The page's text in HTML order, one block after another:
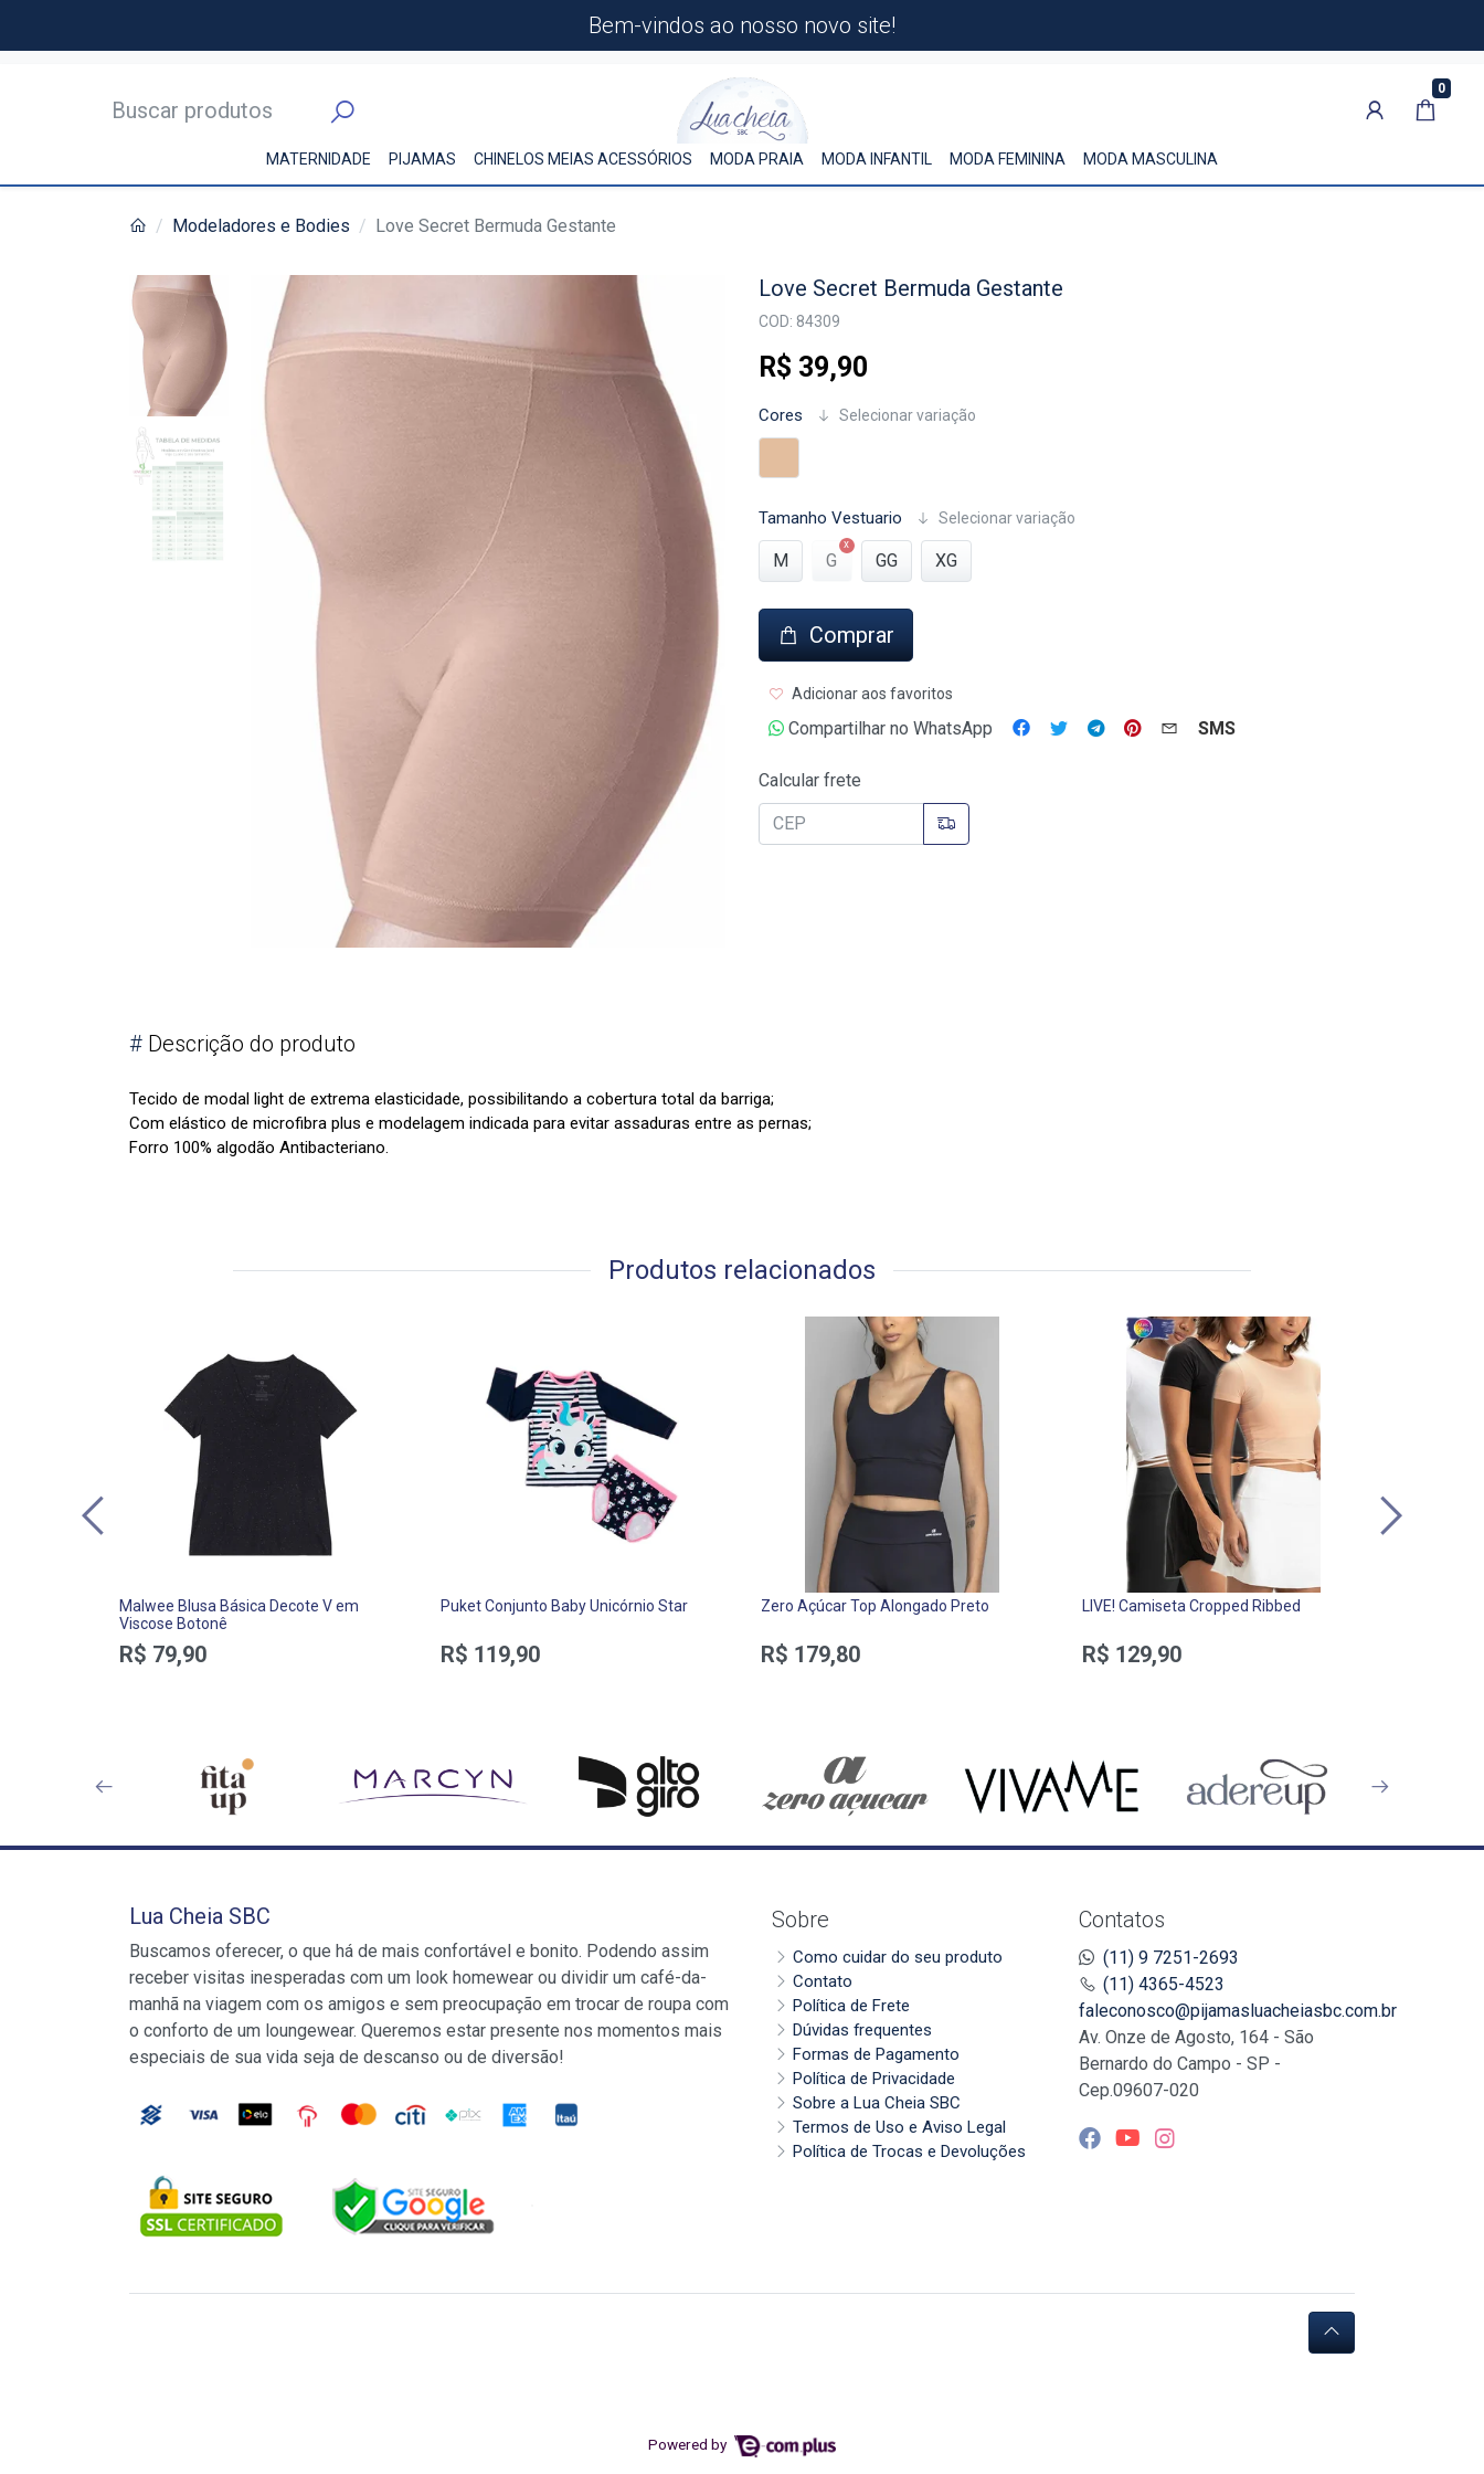
Bem-vindos ao nosso novo site!
0
MATERNIDADE PIJAMAS CHINELOS MEIAS ACESSÓRIOS MODA PRAIA MODA INFANTIL MODA FEMININA MODA MASCULINA
Modeladores e Bodies Love Secret Bermuda Gestante
Love Secret Bermuda Gestante
COD: 84309
R$ 39,90
Cores Selecionar variação
Tamanho Vestuario Selecionar variação
M G GG XG
Comprar
Adicionar aos favoritos
Compartilhar no WhatsApp SMS
Calcular frete
# Descrição do produto
Tecido de modal light de extrema elasticidade, possibilitando a cobertura total da barriga;
Com elástico de microfibra plus e modelagem indicada para evitar assaduras entre as pernas;
Forro 100% algodão Antibacteriano.
Produtos relacionados
Malwee Blusa Básica Decote V em
Viscose Botonê
R$ 79,90
Puket Conjunto Baby Unicórnio Star
R$ 119,90
Zero Açúcar Top Alongado Preto
R$ 179,80
LIVE! Camiseta Cropped Ribbed
R$ 129,90
Contatos
(11) 9 7251-2693
(11) 4365-4523
faleconosco@pijamasluacheiasbc.com.br
Av. Onze de Agosto, 164 - São
Bernardo do Campo - SP -
Cep.09607-020
Sobre
Como cuidar do seu produto
Contato
Política de Frete
Dúvidas frequentes
Formas de Pagamento
Política de Privacidade
Sobre a Lua Cheia SBC
Termos de Uso e Aviso Legal
Política de Trocas e Devoluções
Lua Cheia SBC
Buscamos oferecer, o que há de mais confortável e bonito. Podendo assim
receber visitas inesperadas com um look homewear ou dividir um café-da-
manhã na viagem com os amigos e sem preocupação em trocar de roupa com
o conforto de um loungewear. Queremos estar presente nos momentos mais
especiais de sua vida seja de descanso ou de diversão!
Powered by